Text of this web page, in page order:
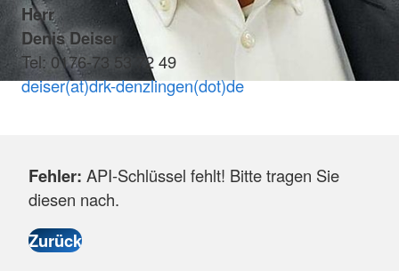
Herr
Denis Deiser
Tel: 0176-73 53 72 49
deiser(at)drk-denzlingen(dot)de
Fehler: API-Schlüssel fehlt! Bitte tragen Sie
diesen nach.